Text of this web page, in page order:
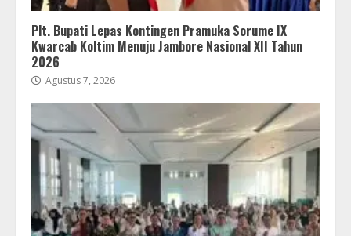
Plt. Bupati Lepas Kontingen Pramuka Sorume IX
Kwarcab Koltim Menuju Jambore Nasional XII Tahun
2026
Agustus 7, 2026